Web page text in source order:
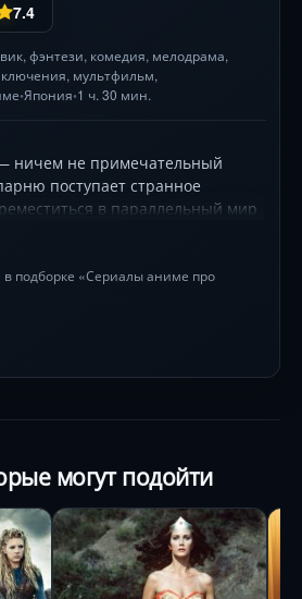
7.4
, фэнтези, комедия, мелодрама,
, мультфильм,
•Япония•1 ч. 30 мин.
ничем не примечательный
поступает странное
в параллельный мир
соглашается. Вместе с ним
жертвой предательского
отомстить, и помочь ему
магический щит.
в подборке «Сериалы аниме про
могут подойти